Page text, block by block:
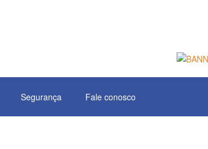
Segurança Fale conosco